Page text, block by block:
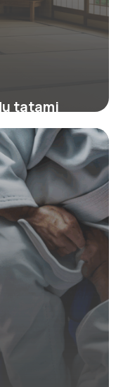
tatami
ses
intérieur